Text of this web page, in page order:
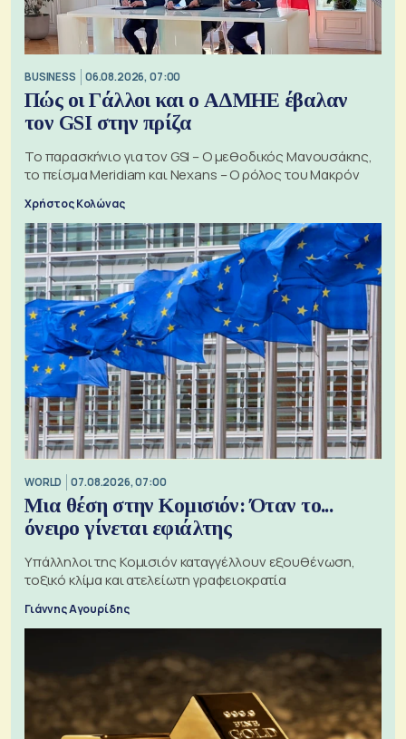
BUSINESS 06.08.2026, 07:00
Πώς οι Γάλλοι και ο ΑΔΜΗΕ έβαλαν
τον GSI στην πρίζα
Το παρασκήνιο για τον GSI – Ο μεθοδικός Μανουσάκης,
το πείσμα Meridiam και Nexans – Ο ρόλος του Μακρόν
Χρήστος Κολώνας
WORLD 07.08.2026, 07:00
Μια θέση στην Κομισιόν: Όταν το...
όνειρο γίνεται εφιάλτης
Υπάλληλοι της Κομισιόν καταγγέλλουν εξουθένωση,
τοξικό κλίμα και ατελείωτη γραφειοκρατία
Γιάννης Αγουρίδης